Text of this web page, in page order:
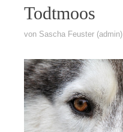
Todtmoos
von Sascha Feuster (admin)